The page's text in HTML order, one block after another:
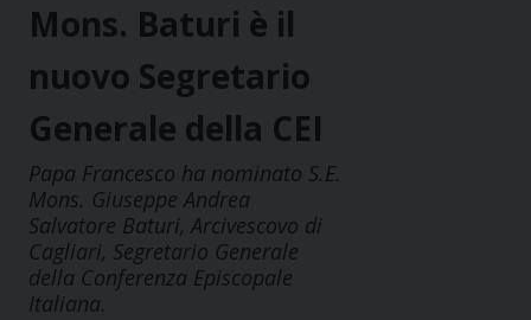
Mons. Baturi è il
nuovo Segretario
Generale della CEI
Papa Francesco ha nominato S.E.
Mons. Giuseppe Andrea
Salvatore Baturi, Arcivescovo di
Cagliari, Segretario Generale
della Conferenza Episcopale
Italiana.